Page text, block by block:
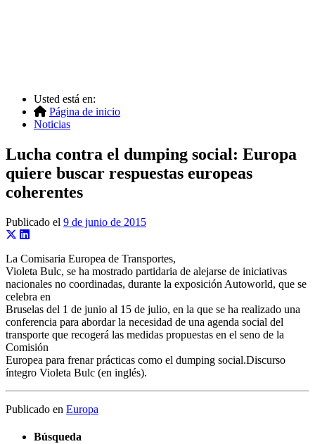
Usted está en:
Página de inicio
Noticias
Lucha contra el dumping social: Europa
quiere buscar respuestas europeas
coherentes
Publicado el 9 de junio de 2015
La Comisaria Europea de Transportes,
Violeta Bulc, se ha mostrado partidaria de alejarse de iniciativas
nacionales no coordinadas, durante la exposición Autoworld, que se
celebra en
Bruselas del 1 de junio al 15 de julio, en la que se ha realizado una
conferencia para abordar la necesidad de una agenda social del
transporte que recogerá las medidas propuestas en el seno de la
Comisión
Europea para frenar prácticas como el dumping social.Discurso
íntegro Violeta Bulc (en inglés).
Publicado en Europa
Búsqueda